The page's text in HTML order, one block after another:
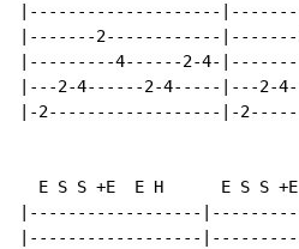
|--------------------
|-------2------------|-------
|---------4------2-4-
|---2-4------2-4-----|---2-
|-2------------------|-
E S S +E  E H      E S S
|------------------
|------------------